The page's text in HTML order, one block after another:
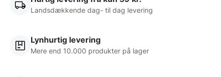
Landsdækkende dag- til dag levering
Lynhurtig levering
Mere end 10.000 produkter på lager